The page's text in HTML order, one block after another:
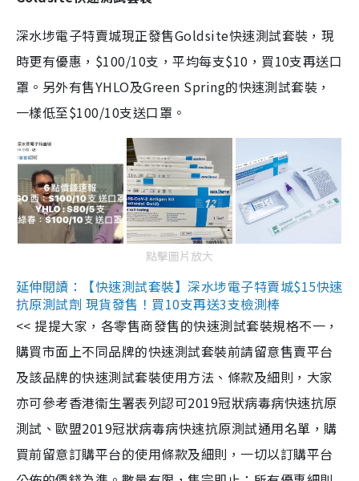
深水埗電子特賣城現正發售Goldsite快速測試套裝，現
時更有優惠，$100/10支，平均每支$10，買10支再送口
罩。另外有售YHLO及Green Spring的快速測試套裝，
一樣低至$100/10支送口罩。
點擊圖片放大
延伸閱讀：【快速測試套裝】深水埗電子特賣城$15快速
抗原測試劑 現貨發售！買10支再送3支檢測棒
<< 提提大家，各零售商發售的快速測試套裝規格不一，
購買市面上不同品牌的快速測試套裝前請留意售賣平台
及該品牌的快速測試套裝使用方法、條款及細則，大家
亦可參考香港衞生署表列認可2019冠狀病毒病快速抗原
測試、歐盟2019冠狀病毒病快速抗原測試通用名單，購
買前留意訂購平台的使用條款及細則，一切以訂購平台